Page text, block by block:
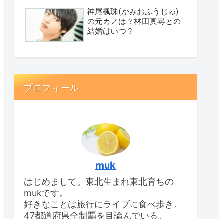
神尾楓珠(かみおふうじゅ)
の元カノは？林田真尋との
結婚はいつ？
プロフィール
muk
はじめまして。東北生まれ東北育ちの
mukです。
好きなことは旅行にライブに食べ歩き。
47都道府県全制覇を目論んでいる。